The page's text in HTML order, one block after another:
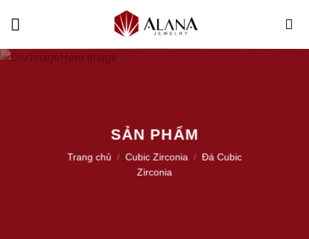
SẢN PHẨM
Trang chủ / Cubic Zirconia / Đá Cubic
Zirconia